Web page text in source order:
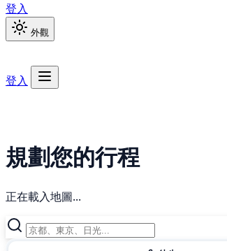
登入
外觀
登入
規劃您的行程
正在載入地圖...